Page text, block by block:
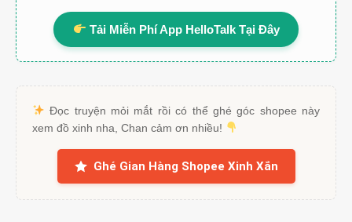
Tải Miễn Phí App HelloTalk Tại Đây
Đọc truyện mỏi mắt rồi có thể ghé góc shopee này
xem đồ xinh nha, Chan cảm ơn nhiều!
Ghé Gian Hàng Shopee Xinh Xắn